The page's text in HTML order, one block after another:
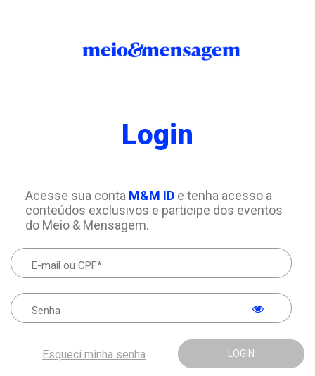
Login
Acesse sua conta M&M IDe tenha acesso a
conteúdos exclusivos e participe dos eventos
do Meio & Mensagem.
LOGIN
Esqueci minha senha